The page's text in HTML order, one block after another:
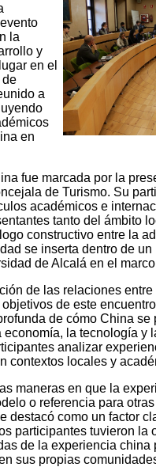
la
y
en el
de
a
en
fue marcada por la
de Turismo. Su
académicos e
tanto del ámbito
constructivo entre la
se inserta dentro de
de Alcalá en el
de las relaciones
de este
de cómo China se
la tecnología y
analizar
contextos locales y
maneras en que la
o referencia para
destacó como un factor
participantes tuvieron la
de la experiencia china
sus propias